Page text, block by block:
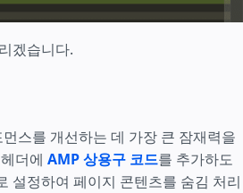
겠습니다.
스를 개선하는 데 가장 큰 잠재력을
더에 AMP 상용구 코드를 추가하도
설정하여 페이지 콘텐츠를 숨김 처리